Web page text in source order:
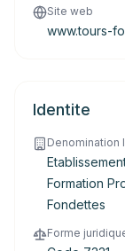
Site web
www.tours-
Identite
Denomination
Formation
Fondettes
Forme